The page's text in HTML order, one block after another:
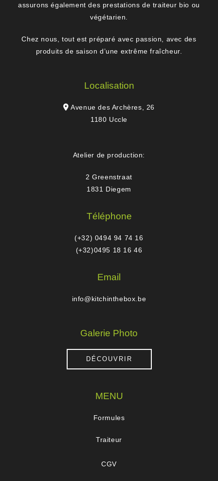
assurons également des prestations de traiteur bio ou
végétarien.
Chez nous, tout est préparé avec passion, avec des
produits de saison d’une extrême fraîcheur.
Localisation
Avenue des Archères, 26
1180 Uccle
Atelier de production:
2 Greenstraat
1831 Diegem
Téléphone
(+32) 0494 94 74 16
(+32)0495 18 16 46
Email
info@kitchinthebox.be
Galerie Photo
DÉCOUVRIR
MENU
Formules
Traiteur
CGV